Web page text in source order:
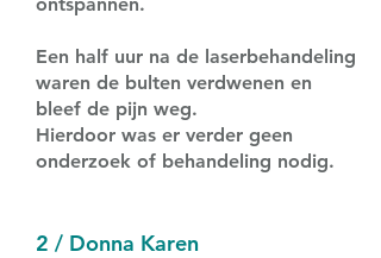
Een half uur na de laserbehandeling
waren de bulten verdwenen en
bleef de pijn weg.
Hierdoor was er verder geen
onderzoek of behandeling nodig.
2 / Donna Karen